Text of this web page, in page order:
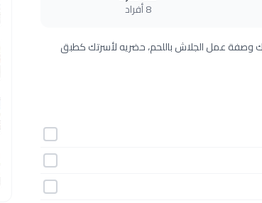
8 أفراد
وصفة عمل الجلاش باللحم، حضريه لأسرتك كطبق